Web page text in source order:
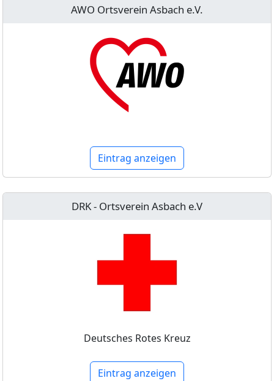
AWO Ortsverein Asbach e.V.
Eintrag anzeigen
DRK - Ortsverein Asbach e.V
Deutsches Rotes Kreuz
Eintrag anzeigen